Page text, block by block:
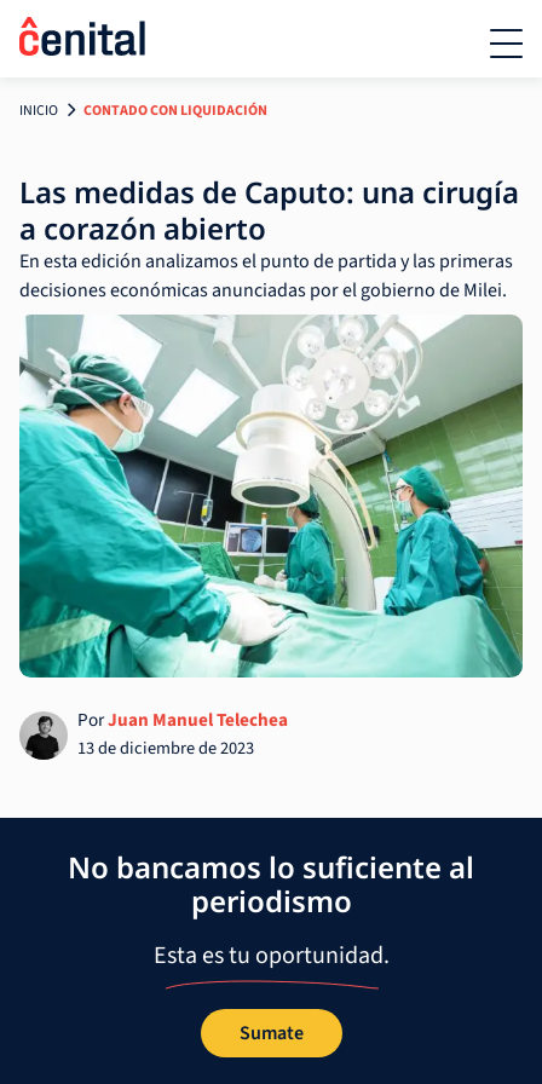
INICIO CONTADO CON LIQUIDACIÓN
Las medidas de Caputo: una cirugía
a corazón abierto
En esta edición analizamos el punto de partida y las primeras
decisiones económicas anunciadas por el gobierno de Milei.
PorJuan Manuel Telechea
13 de diciembre de 2023
No bancamos lo suficiente al
periodismo
Esta es tu oportunidad.
Sumate